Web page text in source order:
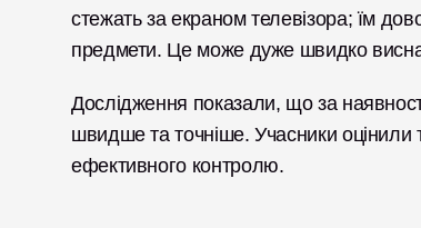
стежать за екраном телевізора; їм
предмети. Це може дуже швидко
Дослідження показали, що за
швидше та точніше. Учасники оцінили
ефективного контролю.